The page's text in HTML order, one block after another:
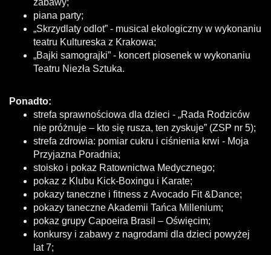
zabawy;
piana party;
„Skrzydlaty odlot” - musical ekologiczny w wykonaniu
teatru Kultureska z Krakowa;
„Bajki samograjki” - koncert piosenek w wykonaniu
Teatru Niezła Sztuka.
Ponadto:
strefa sprawnościowa dla dzieci - „Rada Rodziców
nie próżnuje – kto się rusza, ten zyskuje” (ZSP nr 5);
strefa zdrowia: pomiar cukru i ciśnienia krwi - Moja
Przyjazna Poradnia;
stoisko i pokaz Ratownictwa Medycznego;
pokaz z Klubu Kick-Boxingu i Karate;
pokazy taneczne i fitness z Avocado Fit &Dance;
pokazy taneczne Akademii Tańca Millenium;
pokaz grupy Capoeira Brasil – Oświęcim;
konkursy i zabawy z nagrodami dla dzieci powyżej
lat 7;